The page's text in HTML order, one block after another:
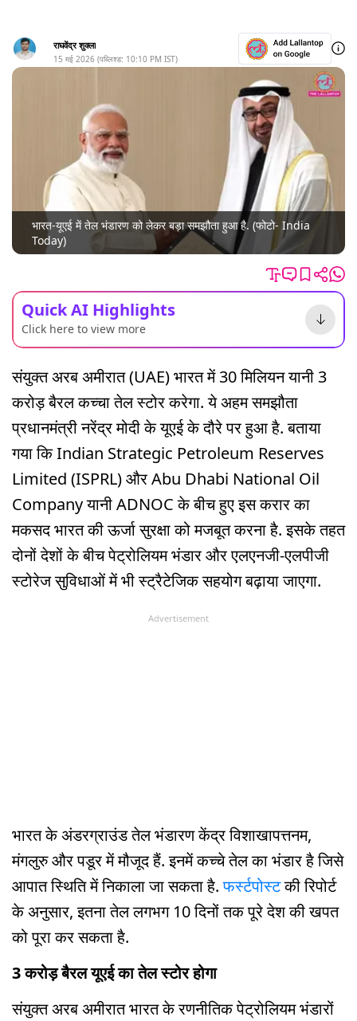
राघवेंद्र शुक्ला
15 मई 2026 (पब्लिश्ड: 10:10 PM IST)
भारत-यूएई में तेल भंडारण को लेकर बड़ा समझौता हुआ है. (फोटो- India
Today)
Quick AI Highlights
Click here to view more
संयुक्त अरब अमीरात (UAE) भारत में 30 मिलियन यानी 3
करोड़ बैरल कच्चा तेल स्टोर करेगा. ये अहम समझौता
प्रधानमंत्री नरेंद्र मोदी के यूएई के दौरे पर हुआ है. बताया
गया कि Indian Strategic Petroleum Reserves
Limited (ISPRL) और Abu Dhabi National Oil
Company यानी ADNOC के बीच हुए इस करार का
मकसद भारत की ऊर्जा सुरक्षा को मजबूत करना है. इसके तहत
दोनों देशों के बीच पेट्रोलियम भंडार और एलएनजी-एलपीजी
स्टोरेज सुविधाओं में भी स्ट्रैटेजिक सहयोग बढ़ाया जाएगा.
Advertisement
भारत के अंडरग्राउंड तेल भंडारण केंद्र विशाखापत्तनम,
मंगलुरु और पडूर में मौजूद हैं. इनमें कच्चे तेल का भंडार है जिसे
आपात स्थिति में निकाला जा सकता है.फर्स्टपोस्टकी रिपोर्ट
के अनुसार, इतना तेल लगभग 10 दिनों तक पूरे देश की खपत
को पूरा कर सकता है.
3 करोड़ बैरल यूएई का तेल स्टोर होगा
संयुक्त अरब अमीरात भारत के रणनीतिक पेट्रोलियम भंडारों